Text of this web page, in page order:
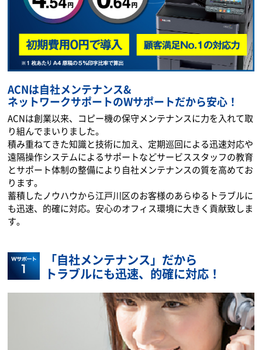
お問い合わせ
ACNは自社メンテナンス&
ネットワークサポートのWサポートだから安心！
ACNは創業以来、コピー機の保守メンテナンスに力を入れて取
り組んでまいりました。
積み重ねてきた知識と技術に加え、定期巡回による迅速対応や
遠隔操作システムによるサポートなどサービススタッフの教育
とサポート体制の整備により自社メンテナンスの質を高めてお
ります。
蓄積したノウハウから江戸川区のお客様のあらゆるトラブルに
も迅速、的確に対応。安心のオフィス環境に大きく貢献致しま
す。
「自社メンテナンス」だから
トラブルにも迅速、的確に対応！